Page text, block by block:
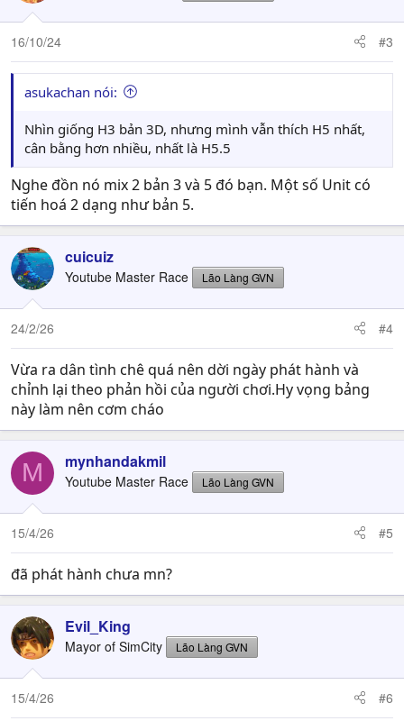
16/10/24 #3
asukachan nói:
Nhìn giống H3 bản 3D, nhưng mình vẫn thích H5 nhất,
cân bằng hơn nhiều, nhất là H5.5
Nghe đồn nó mix 2 bản 3 và 5 đó bạn. Một số Unit có
tiến hoá 2 dạng như bản 5.
cuicuiz
Youtube Master Race Lão Làng GVN
24/2/26 #4
Vừa ra dân tình chê quá nên dời ngày phát hành và
chỉnh lại theo phản hồi của người chơi.Hy vọng bảng
này làm nên cơm cháo
M mynhandakmil
Youtube Master Race Lão Làng GVN
15/4/26 #5
đã phát hành chưa mn?
Evil_King
Mayor of SimCity Lão Làng GVN
15/4/26 #6